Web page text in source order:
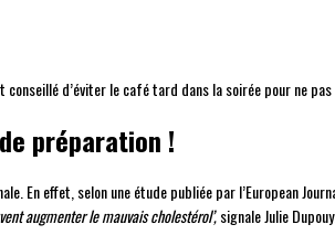
d’éviter le café tard dans la soirée pour ne
préparation !
En effet, selon une étude publiée par l’European
augmenter le mauvais cholestérol’,signale Julie Dupouy.